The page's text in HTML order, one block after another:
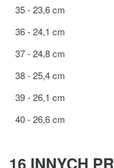
35 - 23,6 cm
36 - 24,1 cm
37 - 24,8 cm
38 - 25,4 cm
39 - 26,1 cm
40 - 26,6 cm
16 INNYCH